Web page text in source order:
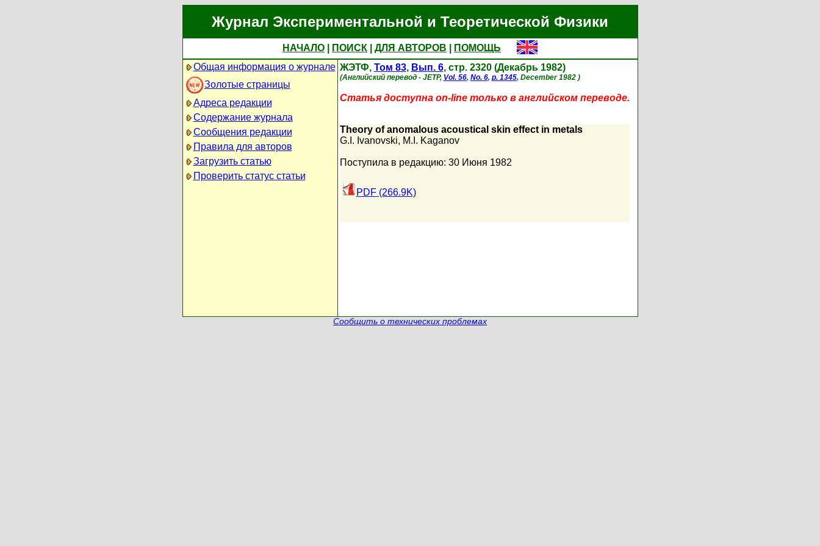
Журнал Экспериментальной и Теоретической Физики
НАЧАЛО ПОИСК ДЛЯ АВТОРОВ
ПОМОЩЬ
Общая информация о журнале
Золотые страницы
Адреса редакции
Содержание журнала
Сообщения редакции
Правила для авторов
Загрузить статью
Проверить статус статьи
ЖЭТФ, Том 83, Вып. 6, стр. 2320 (Декабрь 1982)
(Английский перевод - JETP, Vol. 56, No. 6, p. 1345, December 1982 )
Статья доступна on-line только в английском переводе.
Theory of anomalous acoustical skin effect in metals
G.I. Ivanovski, M.I. Kaganov
Поступила в редакцию: 30 Июня 1982
PDF (266.9K)
Сообщить о технических проблемах